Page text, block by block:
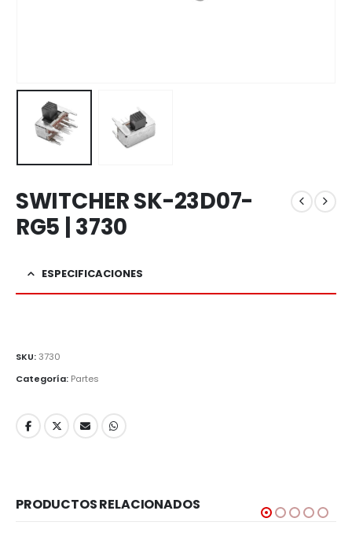
SWITCHER SK-23D07-
RG5 | 3730
ESPECIFICACIONES
SKU:3730
Categoría: Partes
PRODUCTOS RELACIONADOS